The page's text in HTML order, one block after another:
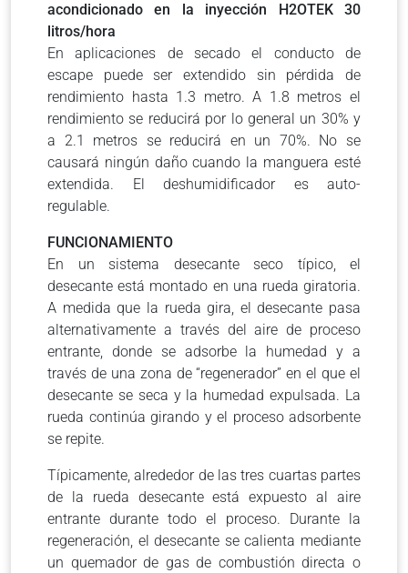
acondicionado en la inyección H2OTEK 30
litros/hora
En aplicaciones de secado el conducto de
escape puede ser extendido sin pérdida de
rendimiento hasta 1.3 metro. A 1.8 metros el
rendimiento se reducirá por lo general un 30% y
a 2.1 metros se reducirá en un 70%. No se
causará ningún daño cuando la manguera esté
extendida. El deshumidificador es auto-
regulable.
FUNCIONAMIENTO
En un sistema desecante seco típico, el
desecante está montado en una rueda giratoria.
A medida que la rueda gira, el desecante pasa
alternativamente a través del aire de proceso
entrante, donde se adsorbe la humedad y a
través de una zona de “regenerador” en el que el
desecante se seca y la humedad expulsada. La
rueda continúa girando y el proceso adsorbente
se repite.
Típicamente, alrededor de las tres cuartas partes
de la rueda desecante está expuesto al aire
entrante durante todo el proceso. Durante la
regeneración, el desecante se calienta mediante
un quemador de gas de combustión directa o